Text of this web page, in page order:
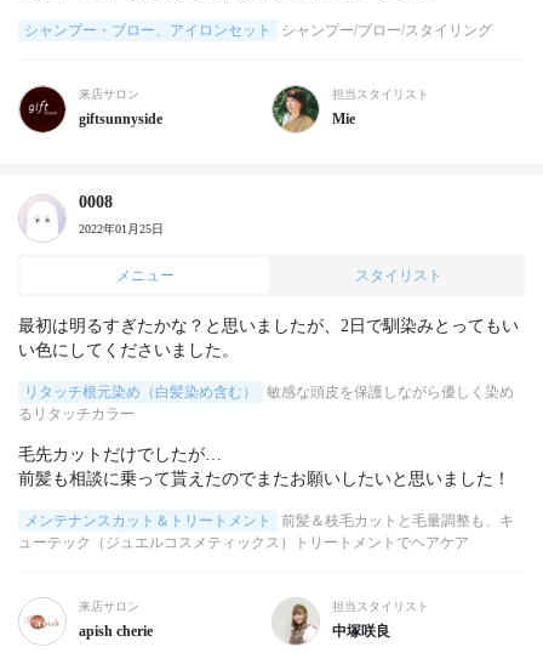
シャンプー・ブロー、アイロンセット シャンプー/ブロー/スタイリング
来店サロン
giftsunnyside
担当スタイリスト
Mie
0008
2022年01月25日
メニュー スタイリスト
最初は明るすぎたかな？と思いましたが、2日で馴染みとってもい
い色にしてくださいました。
リタッチ根元染め（白髪染め含む）
敏感な頭皮を保護しながら優しく染め
るリタッチカラー
毛先カットだけでしたが…
前髪も相談に乗って貰えたのでまたお願いしたいと思いました！
メンテナンスカット＆トリートメント
前髪＆枝毛カットと毛量調整も、キ
ューテック（ジュエルコスメティックス）トリートメントでヘアケア
来店サロン
apish cherie
担当スタイリスト
中塚咲良